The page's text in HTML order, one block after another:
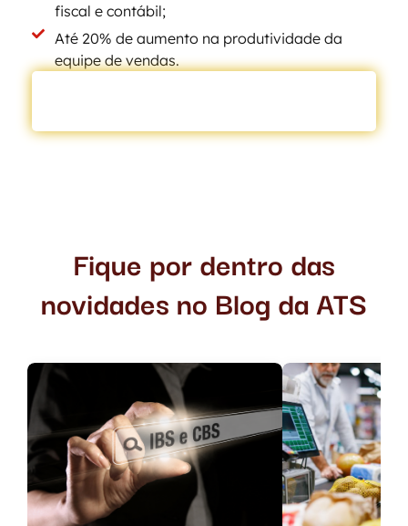
fiscal e contábil;
Até 20% de aumento na produtividade da
equipe de vendas.
Fique por dentro das
novidades no Blog da ATS